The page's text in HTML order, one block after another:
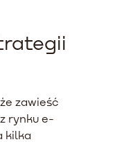
zawieść
rynku e-
kilka